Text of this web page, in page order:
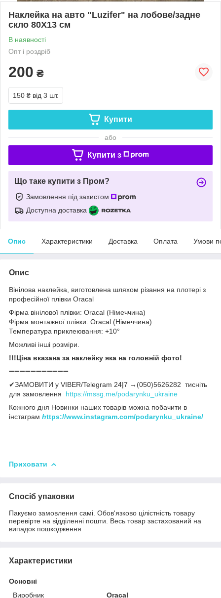
Наклейка на авто "Luzifer" на лобове/задне
скло 80Х13 см
В наявності
Опт і роздріб
200 ₴
150 ₴ від 3 шт.
Купити
або
Купити з
Що таке купити з Пром?
Замовлення під захистом
Доступна доставка
Опис Характеристики Доставка Оплата Умови
Опис
Вінілова наклейка, виготовлена шляхом різання на плотері з
професійної плівки Oracal
Фірма вінілової плівки: Oracal (Німеччина)
Фірма монтажної плівки: Oracal (Німеччина)
Температура приклеювання: +10°
Можливі інші розміри.
!!!Ціна вказана за наклейку яка на головній фото!
➖➖➖➖➖➖➖➖➖➖➖
✔ЗАМОВИТИ у VIBER/Telegram 24|7 →(050)5626282 тисніть
для замовлення https://mssg.me/podarynku_ukraine
Кожного дня Новинки наших товарів можна побачити в
інстаграм https://www.instagram.com/podarynku_ukraine/
Приховати
Спосіб упаковки
Пакуємо замовлення самі. Обов'язково цілістність товару
перевірте на відділенні пошти. Весь товар застахований на
випадок пошкодження
Характеристики
Основні
Виробник
Oracal